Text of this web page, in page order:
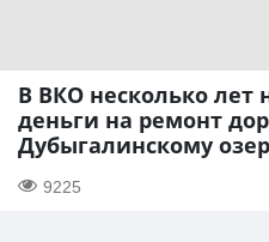
В ВКО несколько лет
деньги на ремонт
Дубыгалинскому
9225